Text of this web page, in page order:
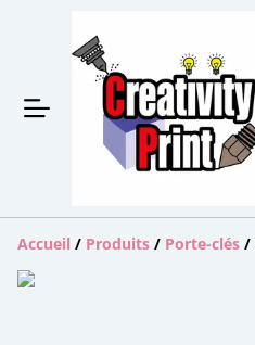
Accueil / Produits / Porte-clés /